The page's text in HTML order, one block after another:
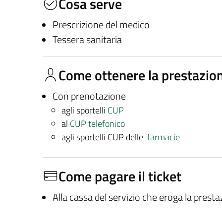
Prescrizione del medico
Tessera sanitaria
Come ottenere la
Con prenotazione
agli sportelli CUP
al CUP telefonico
agli sportelli CUP delle farmacie
Come pagare il ticket
Alla cassa del servizio che eroga la